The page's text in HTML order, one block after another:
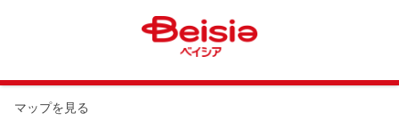
マップを見る